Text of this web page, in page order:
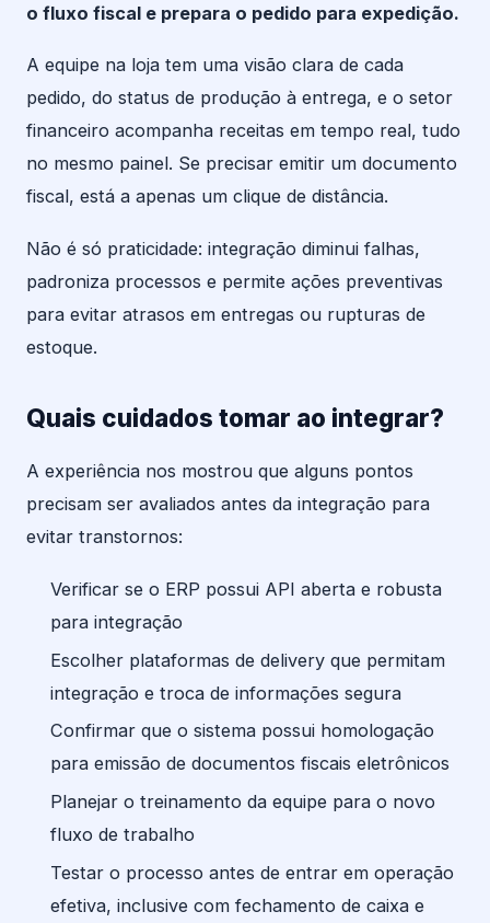
o fluxo fiscal e prepara o pedido para expedição.
A equipe na loja tem uma visão clara de cada
pedido, do status de produção à entrega, e o setor
financeiro acompanha receitas em tempo real, tudo
no mesmo painel. Se precisar emitir um documento
fiscal, está a apenas um clique de distância.
Não é só praticidade: integração diminui falhas,
padroniza processos e permite ações preventivas
para evitar atrasos em entregas ou rupturas de
estoque.
Quais cuidados tomar ao integrar?
A experiência nos mostrou que alguns pontos
precisam ser avaliados antes da integração para
evitar transtornos:
Verificar se o ERP possui API aberta e robusta
para integração
Escolher plataformas de delivery que permitam
integração e troca de informações segura
Confirmar que o sistema possui homologação
para emissão de documentos fiscais eletrônicos
Planejar o treinamento da equipe para o novo
fluxo de trabalho
Testar o processo antes de entrar em operação
efetiva, inclusive com fechamento de caixa e